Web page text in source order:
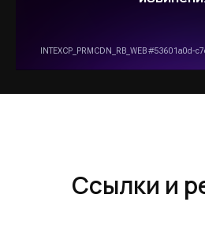
Ссылки и